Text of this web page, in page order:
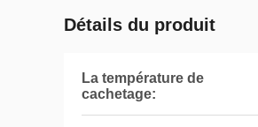
Détails du produit
La température de
cachetage: